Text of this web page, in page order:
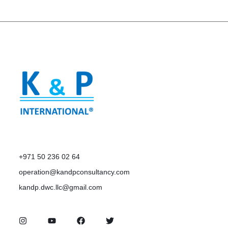
+971 50 236 02 64
operation@kandpconsultancy.com
kandp.dwc.llc@gmail.com